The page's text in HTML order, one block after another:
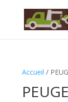
Accueil /